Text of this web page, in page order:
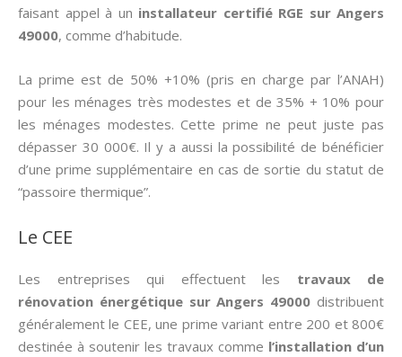
faisant appel à un installateur certifié RGE sur Angers
49000, comme d’habitude.
La prime est de 50% +10% (pris en charge par l’ANAH)
pour les ménages très modestes et de 35% + 10% pour
les ménages modestes. Cette prime ne peut juste pas
dépasser 30 000€. Il y a aussi la possibilité de bénéficier
d’une prime supplémentaire en cas de sortie du statut de
“passoire thermique”.
Le CEE
Les entreprises qui effectuent les travaux de
rénovation énergétique sur Angers 49000 distribuent
généralement le CEE, une prime variant entre 200 et 800€
destinée à soutenir les travaux comme l’installation d’un